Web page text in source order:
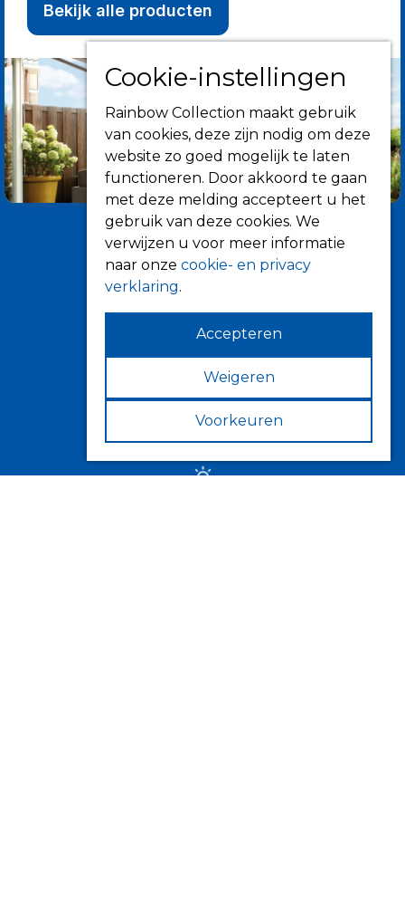
Bekijk alle producten
Informatie
Over ons
Tips
Verkooppunten
Cookie-instellingen
Rainbow Collection maakt gebruik
van cookies, deze zijn nodig om deze
website zo goed mogelijk te laten
functioneren. Door akkoord te gaan
met deze melding accepteert u het
gebruik van deze cookies. We
verwijzen u voor meer informatie
naar onze cookie- en privacy
verklaring.
Accepteren
Weigeren
Voorkeuren